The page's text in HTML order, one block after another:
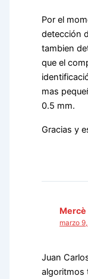
Por el
detección
tambien
que el
mas
0.5 mm.
Gracias y
Mercè
marzo
Juan
algoritmos